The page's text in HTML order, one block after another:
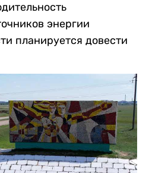
энергии
планируется довести